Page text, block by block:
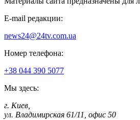
E-mail редакции:
news24@24tv.com.ua
Номер телефона:
+38 044 390 5077
Мы здесь:
г. Киев
ул. Владимирская 61/11, офис 50